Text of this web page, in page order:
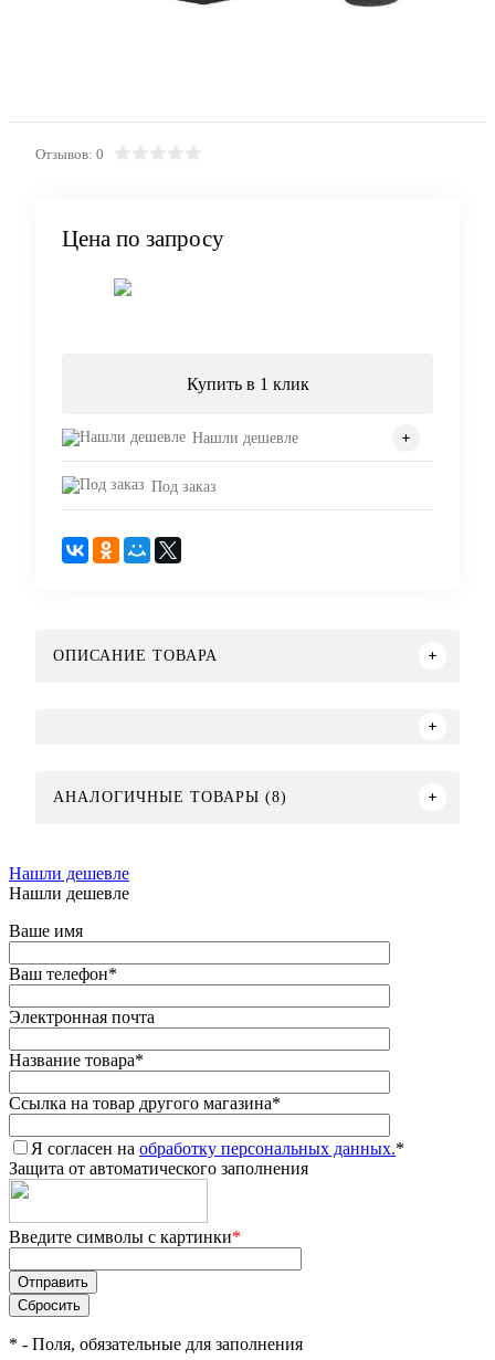
Отзывов: 0
Цена по запросу
Купить в 1 клик
Нашли дешевле
Под заказ
ОПИСАНИЕ ТОВАРА
АНАЛОГИЧНЫЕ ТОВАРЫ (8)
Нашли дешевле
Нашли дешевле
Ваше имя
Ваш телефон*
Электронная почта
Название товара*
Ссылка на товар другого магазина*
Я согласен на обработку персональных данных.*
Защита от автоматического заполнения
Введите символы с картинки*
* - Поля, обязательные для заполнения